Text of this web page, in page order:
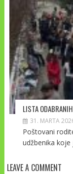
LISTA
31. MARTA
Poštovani
udžbenika koje
LEAVE A COMMENT